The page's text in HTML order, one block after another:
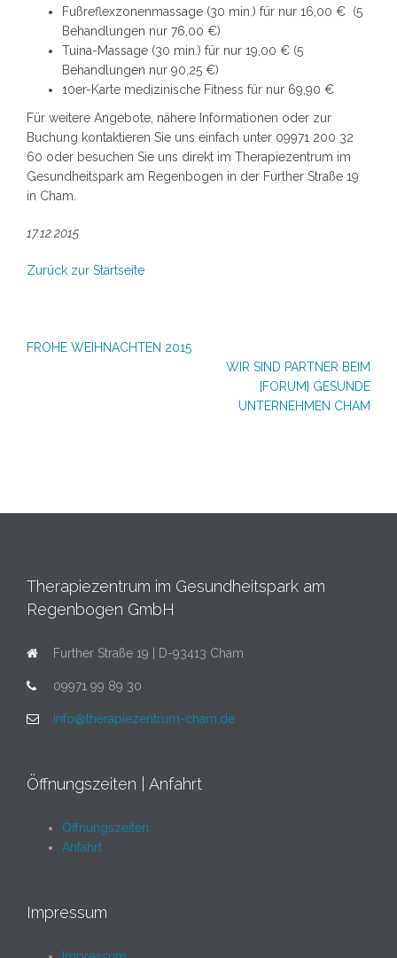
Fußreflexzonenmassage (30 min.) für nur 16,00 € (5
Behandlungen nur 76,00 €)
Tuina-Massage (30 min.) für nur 19,00 € (5
Behandlungen nur 90,25 €)
10er-Karte medizinische Fitness für nur 69,90 €
Für weitere Angebote, nähere Informationen oder zur
Buchung kontaktieren Sie uns einfach unter 09971 200 32
60 oder besuchen Sie uns direkt im Therapiezentrum im
Gesundheitspark am Regenbogen in der Further Straße 19
in Cham.
17.12.2015
Zurück zur Startseite
Beitragsnavigation
FROHE WEIHNACHTEN 2015
WIR SIND PARTNER BEIM
[FORUM] GESUNDE
UNTERNEHMEN CHAM
Therapiezentrum im Gesundheitspark am
Regenbogen GmbH
Further Straße 19 | D-93413 Cham
09971 99 89 30
info@therapiezentrum-cham.de
Öffnungszeiten | Anfahrt
Öffnungszeiten
Anfahrt
Impressum